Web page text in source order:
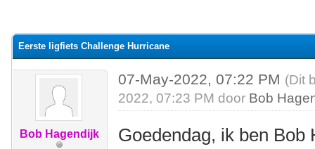
Eerste ligfiets Challenge Hurricane
Bob Hagendijk
07-May-2022, 07:22 PM (Dit
2022, 07:23 PM door Bob
Goedendag, ik ben Bob